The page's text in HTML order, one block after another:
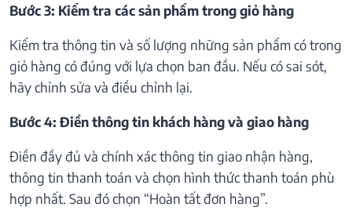
Bước 3: Kiểm tra các sản phẩm trong giỏ hàng
Kiểm tra thông tin và số lượng những sản phẩm có trong
giỏ hàng có đúng với lựa chọn ban đầu. Nếu có sai sót,
hãy chỉnh sửa và điều chỉnh lại.
Bước 4: Điền thông tin khách hàng và giao hàng
Điền đầy đủ và chính xác thông tin giao nhận hàng,
thông tin thanh toán và chọn hình thức thanh toán phù
hợp nhất. Sau đó chọn “Hoàn tất đơn hàng”.